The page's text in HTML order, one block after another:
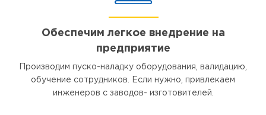
Обеспечим легкое внедрение на
предприятие
Производим пуско-наладку оборудования, валидацию,
обучение сотрудников. Если нужно, привлекаем
инженеров с заводов- изготовителей.